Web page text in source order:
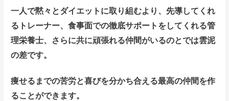
一人で黙々とダイエットに取り組むより、先導してくれ
るトレーナー、食事面での徹底サポートをしてくれる管
理栄養士、さらに共に頑張れる仲間がいるのとでは雲泥
の差です。
痩せるまでの苦労と喜びを分かち合える最高の仲間を作
ることができます。